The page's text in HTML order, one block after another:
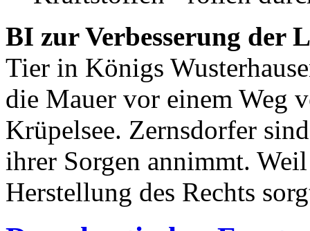
BI zur Verbesserung der
Tier in Königs
die Mauer vor einem Weg
Krüpelsee. Zernsdorfer
ihrer Sorgen annimmt.
Herstellung des Rechts